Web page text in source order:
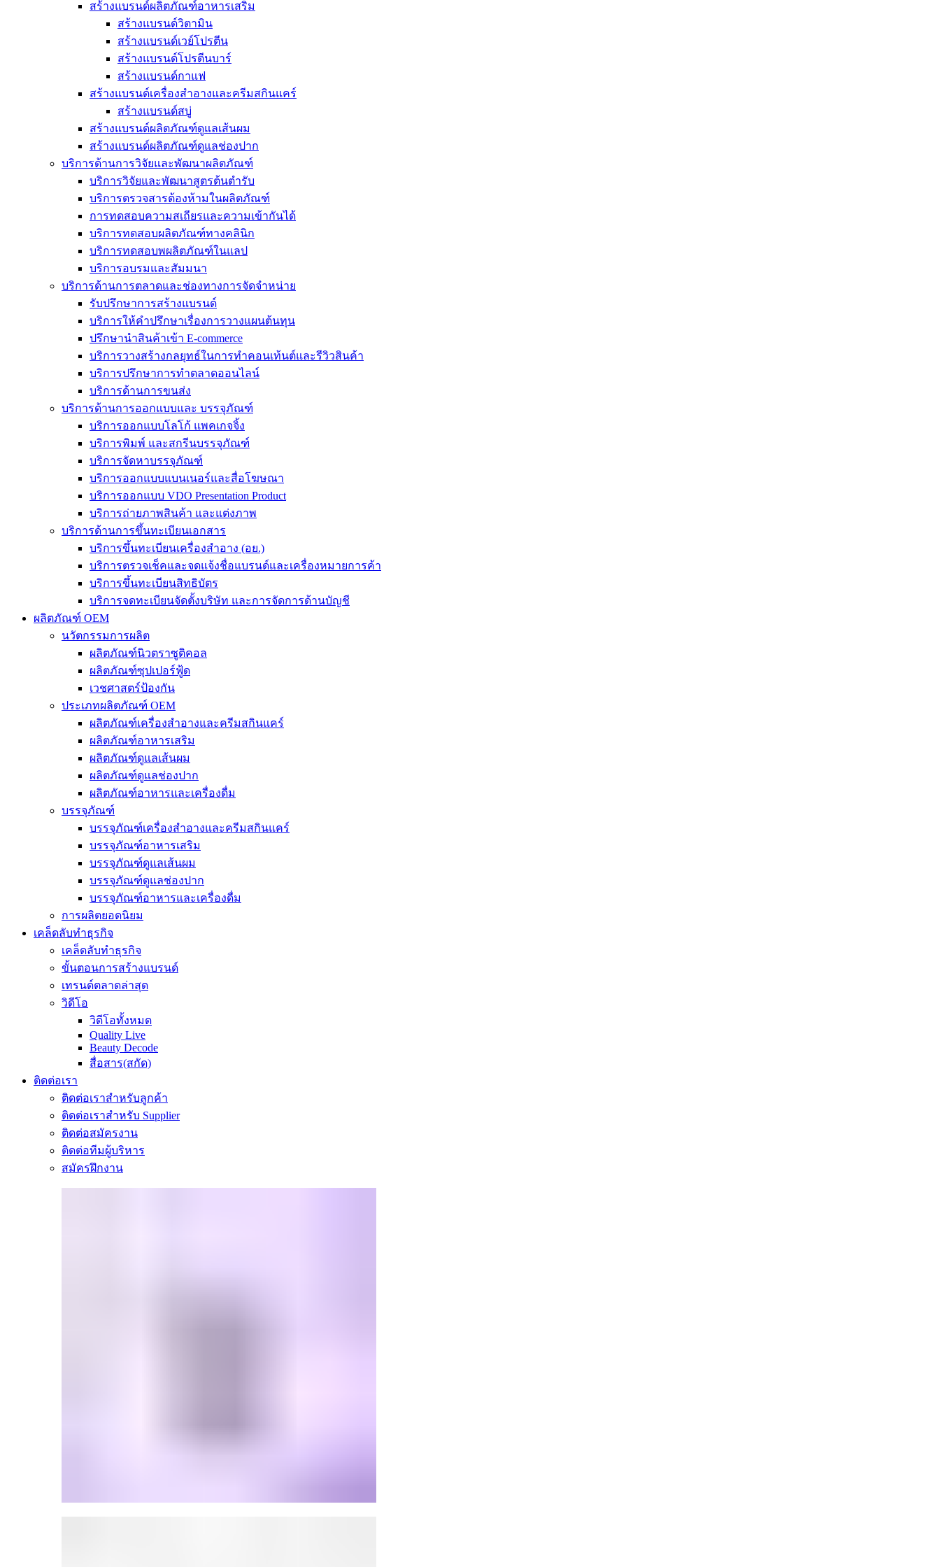
สร้างแบรนด์ผลิตภัณฑ์อาหารเสริม
สร้างแบรนด์วิตามิน
สร้างแบรนด์เวย์โปรตีน
สร้างแบรนด์โปรตีนบาร์
สร้างแบรนด์กาแฟ
สร้างแบรนด์เครื่องสำอางและครีมสกินแคร์
สร้างแบรนด์สบู่
สร้างแบรนด์ผลิตภัณฑ์ดูแลเส้นผม
สร้างแบรนด์ผลิตภัณฑ์ดูแลช่องปาก
บริการด้านการวิจัยและพัฒนาผลิตภัณฑ์
บริการวิจัยและพัฒนาสูตรต้นตำรับ
บริการตรวจสารต้องห้ามในผลิตภัณฑ์
การทดสอบความสเถียรและความเข้ากันได้
บริการทดสอบผลิตภัณฑ์ทางคลินิก
บริการทดสอบพผลิตภัณฑ์ในแลป
บริการอบรมและสัมมนา
บริการด้านการตลาดและช่องทางการจัดจำหน่าย
รับปรึกษาการสร้างแบรนด์
บริการให้คำปรึกษาเรื่องการวางแผนต้นทุน
ปรึกษานำสินค้าเข้า E-commerce
บริการวางสร้างกลยุทธ์ในการทำคอนเท้นต์และรีวิวสินค้า
บริการปรึกษาการทำตลาดออนไลน์
บริการด้านการขนส่ง
บริการด้านการออกแบบและ บรรจุภัณฑ์
บริการออกแบบโลโก้ แพคเกจจิ้ง
บริการพิมพ์ และสกรีนบรรจุภัณฑ์
บริการจัดหาบรรจุภัณฑ์
บริการออกแบบแบนเนอร์และสื่อโฆษณา
บริการออกแบบ VDO Presentation Product
บริการถ่ายภาพสินค้า และแต่งภาพ
บริการด้านการขึ้นทะเบียนเอกสาร
บริการขึ้นทะเบียนเครื่องสำอาง (อย.)
บริการตรวจเช็คและจดแจ้งชื่อแบรนด์และเครื่องหมายการค้า
บริการขึ้นทะเบียนสิทธิบัตร
บริการจดทะเบียนจัดตั้งบริษัท และการจัดการด้านบัญชี
ผลิตภัณฑ์ OEM
นวัตกรรมการผลิต
ผลิตภัณฑ์นิวตราซูติคอล
ผลิตภัณฑ์ซุปเปอร์ฟู้ด
เวชศาสตร์ป้องกัน
ประเภทผลิตภัณฑ์ OEM
ผลิตภัณฑ์เครื่องสำอางและครีมสกินแคร์
ผลิตภัณฑ์อาหารเสริม
ผลิตภัณฑ์ดูแลเส้นผม
ผลิตภัณฑ์ดูแลช่องปาก
ผลิตภัณฑ์อาหารและเครื่องดื่ม
บรรจุภัณฑ์
บรรจุภัณฑ์เครื่องสำอางและครีมสกินแคร์
บรรจุภัณฑ์อาหารเสริม
บรรจุภัณฑ์ดูแลเส้นผม
บรรจุภัณฑ์ดูแลช่องปาก
บรรจุภัณฑ์อาหารและเครื่องดื่ม
การผลิตยอดนิยม
เคล็ดลับทำธุรกิจ
เคล็ดลับทำธุรกิจ
ขั้นตอนการสร้างแบรนด์
เทรนด์ตลาดล่าสุด
วิดีโอ
วิดีโอทั้งหมด
Quality Live
Beauty Decode
สื่อสาร(สกัด)
ติดต่อเรา
ติดต่อเราสำหรับลูกค้า
ติดต่อเราสำหรับ Supplier
ติดต่อสมัครงาน
ติดต่อทีมผู้บริหาร
สมัครฝึกงาน